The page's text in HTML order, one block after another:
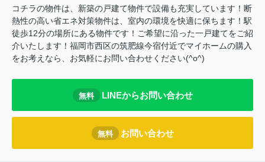
コチラの物件は、新築の戸建て物件で設備も充実しています！断
熱性の高い省エネ対策物件は、室内の環境を快適に保ちます！駅
徒歩12分の場所にある物件です！ご希望に沿った一戸建てをご紹
介いたします！福岡市西区の筑肥線今宿付近でマイホームの購入
をお考えなら、お気軽にお問い合わせください(^o^)
無料 LINEからお問い合わせ
無料 お問い合わせ